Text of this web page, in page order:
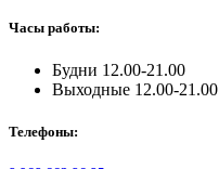
Часы работы:
Будни 12.00-21.00
Выходные 12.00-21.00
Телефоны: